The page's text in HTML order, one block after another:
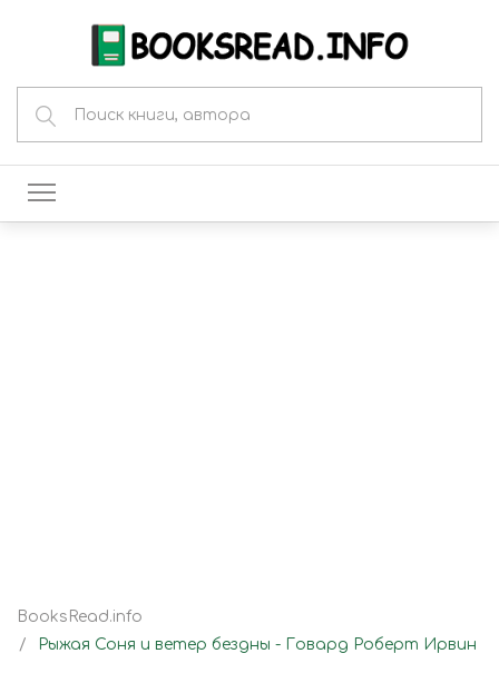
BooksRead.info
Рыжая Соня и ветер бездны - Говард Роберт Ирвин